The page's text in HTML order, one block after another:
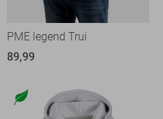
PME legend Trui
89,99